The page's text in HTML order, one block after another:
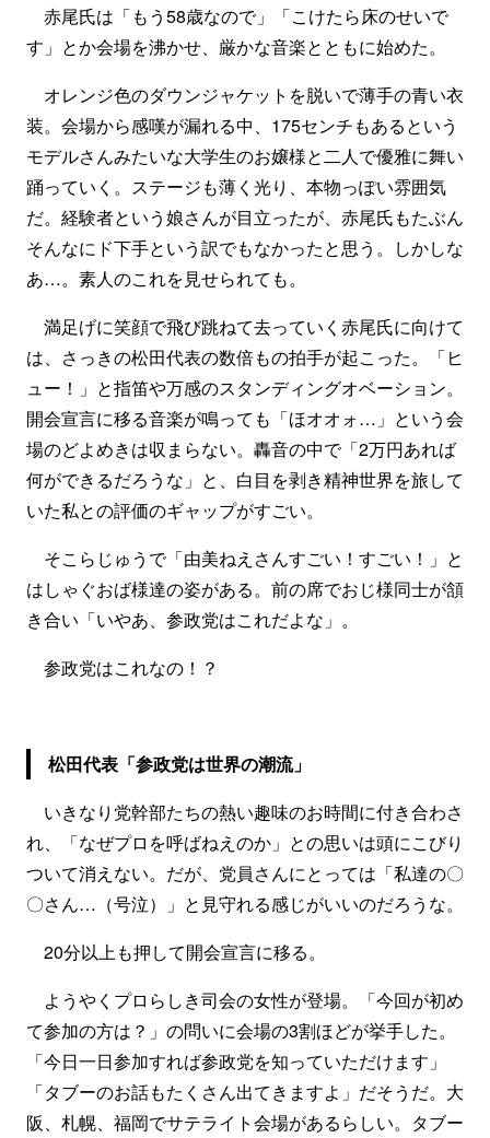
赤尾氏は「もう58歳なので」「こけたら床のせいで
す」とか会場を沸かせ、厳かな音楽とともに始めた。
オレンジ色のダウンジャケットを脱いで薄手の青い衣
装。会場から感嘆が漏れる中、175センチもあるという
モデルさんみたいな大学生のお嬢様と二人で優雅に舞い
踊っていく。ステージも薄く光り、本物っぽい雰囲気
だ。経験者という娘さんが目立ったが、赤尾氏もたぶん
そんなにド下手という訳でもなかったと思う。しかしな
あ…。素人のこれを見せられても。
満足げに笑顔で飛び跳ねて去っていく赤尾氏に向けて
は、さっきの松田代表の数倍もの拍手が起こった。「ヒ
ュー！」と指笛や万感のスタンディングオベーション。
開会宣言に移る音楽が鳴っても「ほオオォ…」という会
場のどよめきは収まらない。轟音の中で「2万円あれば
何ができるだろうな」と、白目を剥き精神世界を旅して
いた私との評価のギャップがすごい。
そこらじゅうで「由美ねえさんすごい！すごい！」と
はしゃぐおば様達の姿がある。前の席でおじ様同士が頷
き合い「いやあ、参政党はこれだよな」。
参政党はこれなの！？
松田代表「参政党は世界の潮流」
いきなり党幹部たちの熱い趣味のお時間に付き合わさ
れ、「なぜプロを呼ばねえのか」との思いは頭にこびり
ついて消えない。だが、党員さんにとっては「私達の〇
〇さん…（号泣）」と見守れる感じがいいのだろうな。
20分以上も押して開会宣言に移る。
ようやくプロらしき司会の女性が登場。「今回が初め
て参加の方は？」の問いに会場の3割ほどが挙手した。
「今日一日参加すれば参政党を知っていただけます」
「タブーのお話もたくさん出てきますよ」だそうだ。大
阪、札幌、福岡でサテライト会場があるらしい。タブー